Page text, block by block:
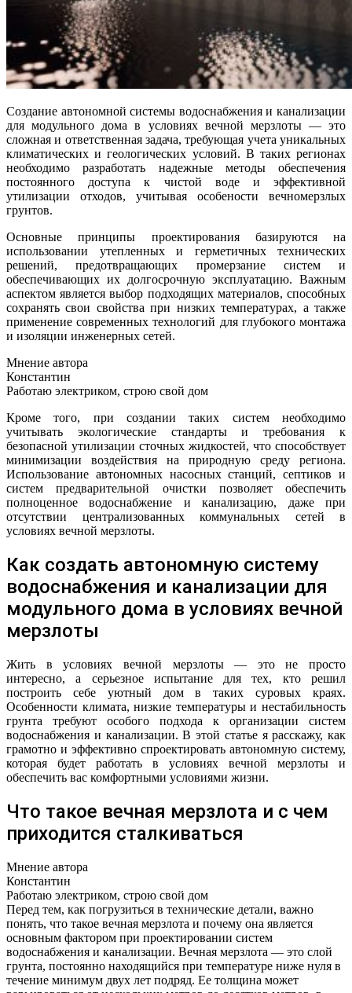
Создание автономной системы водоснабжения и канализации
для модульного дома в условиях вечной мерзлоты — это
сложная и ответственная задача, требующая учета уникальных
климатических и геологических условий. В таких регионах
необходимо разработать надежные методы обеспечения
постоянного доступа к чистой воде и эффективной
утилизации отходов, учитывая особености вечномерзлых
грунтов.
Основные принципы проектирования базируются на
использовании утепленных и герметичных технических
решений, предотвращающих промерзание систем и
обеспечивающих их долгосрочную эксплуатацию. Важным
аспектом является выбор подходящих материалов, способных
сохранять свои свойства при низких температурах, а также
применение современных технологий для глубокого монтажа
и изоляции инженерных сетей.
Мнение автора
Константин
Работаю электриком, строю свой дом
Кроме того, при создании таких систем необходимо
учитывать экологические стандарты и требования к
безопасной утилизации сточных жидкостей, что способствует
минимизации воздействия на природную среду региона.
Использование автономных насосных станций, септиков и
систем предварительной очистки позволяет обеспечить
полноценное водоснабжение и канализацию, даже при
отсутствии централизованных коммунальных сетей в
условиях вечной мерзлоты.
Как создать автономную систему
водоснабжения и канализации для
модульного дома в условиях вечной
мерзлоты
Жить в условиях вечной мерзлоты — это не просто
интересно, а серьезное испытание для тех, кто решил
построить себе уютный дом в таких суровых краях.
Особенности климата, низкие температуры и нестабильность
грунта требуют особого подхода к организации систем
водоснабжения и канализации. В этой статье я расскажу, как
грамотно и эффективно спроектировать автономную систему,
которая будет работать в условиях вечной мерзлоты и
обеспечить вас комфортными условиями жизни.
Что такое вечная мерзлота и с чем
приходится сталкиваться
Мнение автора
Константин
Работаю электриком, строю свой дом
Перед тем, как погрузиться в технические детали, важно
понять, что такое вечная мерзлота и почему она является
основным фактором при проектировании систем
водоснабжения и канализации. Вечная мерзлота — это слой
грунта, постоянно находящийся при температуре ниже нуля в
течение минимум двух лет подряд. Ее толщина может